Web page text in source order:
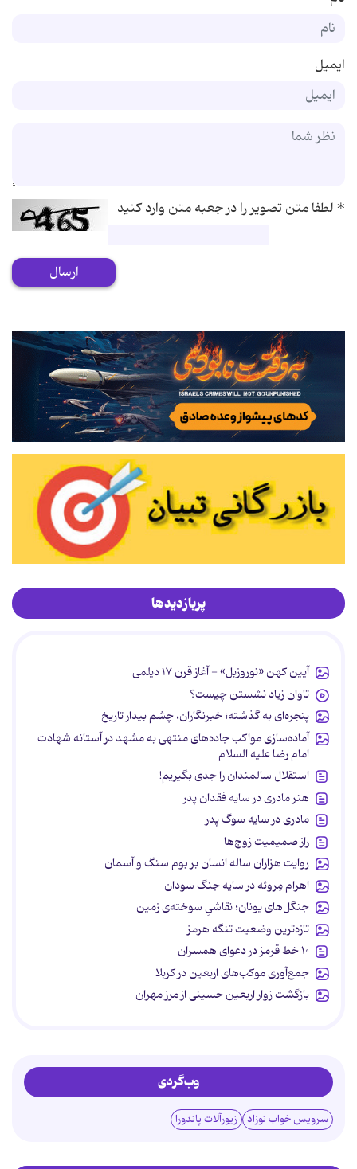
ایمیل
*لطفا متن تصویر را در جعبه متن وارد کنید
ارسال
پربازدیدها
آیین کهن «نوروزبل» - آغاز قرن ۱۷ دیلمی
تاوان زیاد نشستن چیست؟
پنجره‌ای به گذشته؛ خبرنگاران، چشم بیدار تاریخ
آماده‌سازی مواکب جاده‌های منتهی به مشهد در آستانه شهادت
امام رضا علیه السلام
استقلال سالمندان را جدی بگیریم!
هنر مادری در سایه‌ فقدان پدر
مادری در سایه سوگ پدر
راز صمیمیت زوج‌ها
روایت هزاران ساله انسان بر بوم سنگ و آسمان
اهرام مِروئه در سایه جنگ سودان
جنگل‌های یونان؛ نقاشیِ سوخته‌ی زمین
تازه‌ترین وضعیت تنگه هرمز
۱۰ خط قرمز در دعوای همسران
جمع‌آوری موکب‌های اربعین در کربلا
بازگشت زوار اربعین حسینی از مرز مهران
وب‌گردی
سرویس خواب نوزاد زیورآلات پاندورا